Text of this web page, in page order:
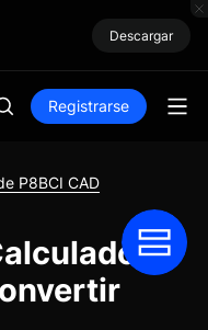
Descargar
Registrarse
P8BCI CAD